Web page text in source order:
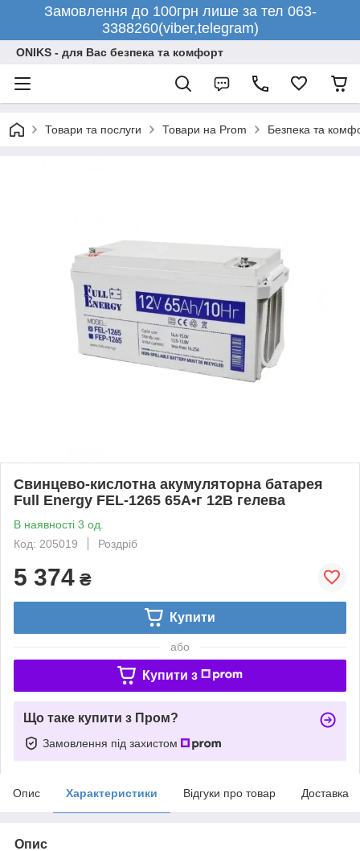
Замовлення до 100грн лише за тел 063-
3388260(viber,telegram)
ONIKS - для Вас безпека та комфорт
Товари та послуги Товари на Prom Безпека та
Свинцево-кислотна акумуляторна батарея
Full Energy FEL-1265 65А•г 12В гелева
В наявності 3 од.
Код: 205019
Роздріб
5 374 ₴
Купити
або
Купити з
Що таке купити з Пром?
Замовлення під захистом
Опис Характеристики Відгуки про товар Доставка
Опис